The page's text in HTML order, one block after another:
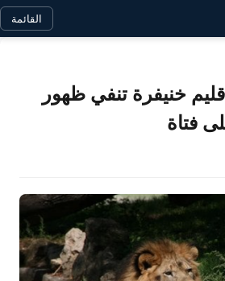
القائمة
خنيفرة تنفي ظهور
فتاة